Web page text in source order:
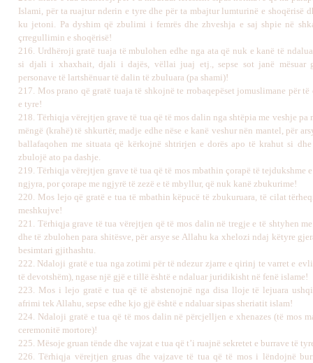
Islami, për ta ruajtur nderin e tyre dhe për ta mbajtur lumturinë e shoqërisë
ku jetoni. Pa dyshim që zbulimi i femrës dhe zhveshja e saj shpie në
çrregullimin e shoqërisë!
216. Urdhëroji gratë tuaja të mbulohen edhe nga ata që nuk e kanë të
si djali i xhaxhait, djali i dajës, vëllai juaj etj., sepse sot janë mësuar
personave të lartshënuar të dalin të zbuluara (pa shami)!
217. Mos prano që gratë tuaja të shkojnë te rrobaqepëset jomuslimane për të
e tyre!
218. Tërhiqja vërejtjen grave të tua që të mos dalin nga shtëpia me veshje pa
mëngë (krahë) të shkurtër, madje edhe nëse e kanë veshur nën mantel, për
ballafaqohen me situata që kërkojnë shtrirjen e dorës apo të krahut si
zbulojë ato pa dashje.
219 Tërhiqja vërejtjen grave të tua që të mos mbathin çorapë të tejdukshme e
ngjyra, por çorape me ngjyrë të zezë e të mbyllur, që nuk kanë zbukurime!
220. Mos lejo që gratë e tua të mbathin këpucë të zbukuruara, të cilat
meshkujve!
221.
Tërhiqja grave të tua vërejtjen që të mos dalin në tregje e të shtyhen
dhe të zbulohen para shitësve, për arsye se Allahu ka xhelozi ndaj këtyre
besimtari gjithashtu.
222 Ndaloji gratë e tua nga zotimi për të ndezur zjarre e qirinj te varret e
të devotshëm), ngase një gjë e tillë është e ndaluar juridikisht në fenë islame!
223.
Mos i lejo gratë e tua që të abstenojnë nga disa lloje të lejuara
afrimi tek Allahu, sepse edhe kjo gjë është e ndaluar sipas sheriatit islam!
224 Ndaloji gratë e tua që të mos dalin në përcjelljen e xhenazes (të mos
ceremonitë mortore)!
225 Mësoje gruan tënde dhe vajzat e tua që t’i ruajnë sekretet e burrave të
226
Tërhiqja vërejtjen gruas dhe vajzave të tua që të mos i lëndojnë